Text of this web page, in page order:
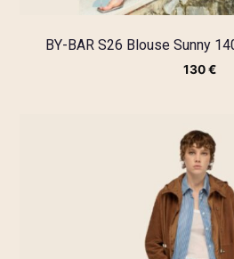
BY-BAR S26 Blouse Sunny
130€